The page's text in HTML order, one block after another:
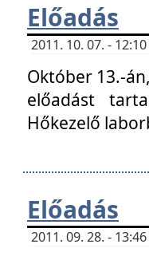
Előadás
2011. 10. 07. -
Október 13.-
előadást
Hőkezelő
Előadás
2011. 09. 28. -